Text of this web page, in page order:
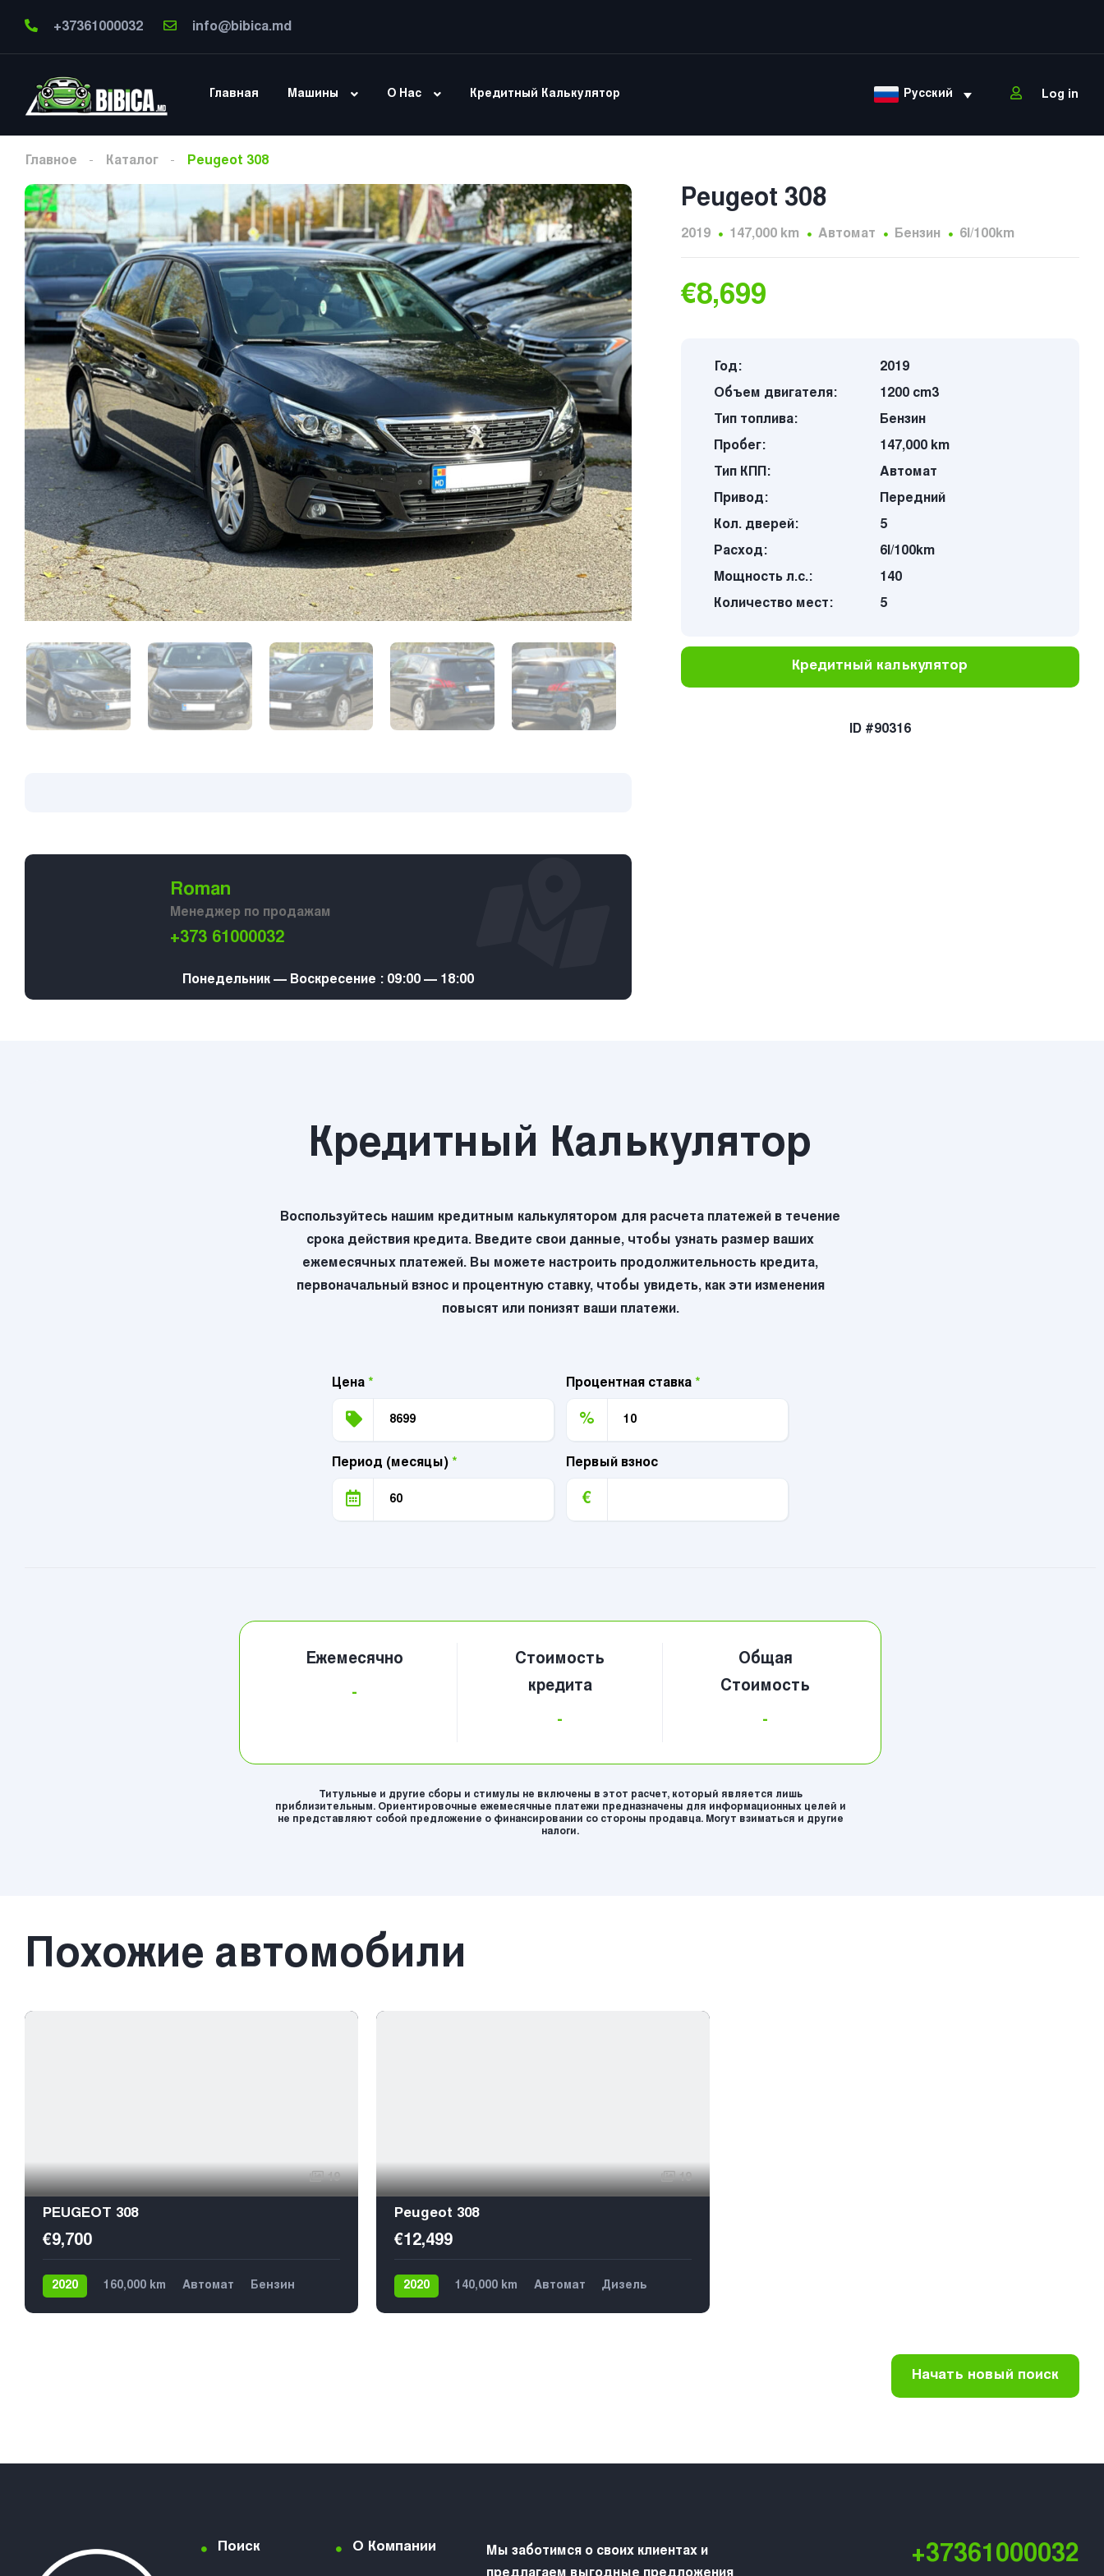
+37361000032 info@bibica.md
Главная Машины О Нас Кредитный Калькулятор Русский Log in
Главное Каталог Peugeot 308
Roman
Менеджер по продажам
+373 61000032
Понедельник — Воскресение : 09:00 — 18:00
Peugeot 308
2019 147,000 km Автомат Бензин 6l/100km
€8,699
Год:
2019
Объем двигателя:
1200 cm3
Тип топлива:
Бензин
Пробег:
147,000 km
Тип КПП:
Автомат
Привод:
Передний
Кол. дверей:
5
Расход:
6l/100km
Мощность л.с.:
140
Количество мест:
5
Кредитный калькулятор
ID #90316
Кредитный Калькулятор
Воспользуйтесь нашим кредитным калькулятором для расчета платежей в течение
срока действия кредита. Введите свои данные, чтобы узнать размер ваших
ежемесячных платежей. Вы можете настроить продолжительность кредита,
первоначальный взнос и процентную ставку, чтобы увидеть, как эти изменения
повысят или понизят ваши платежи.
Цена * Процентная ставка *
%
Период (месяцы) * Первый взнос
€
Ежемесячно
-
Стоимость
кредита
-
Общая
Стоимость
-
Титульные и другие сборы и стимулы не включены в этот расчет, который является лишь
приблизительным. Ориентировочные ежемесячные платежи предназначены для информационных целей и
не представляют собой предложение о финансировании со стороны продавца. Могут взиматься и другие
налоги.
Похожие автомобили
19
PEUGEOT 308
€9,700
2020 160,000 km Автомат
Бензин
19
Peugeot 308
€12,499
2020 140,000 km Автомат
Дизель
Начать новый поиск
Поиск О Компании
Мы заботимся о своих клиентах и
предлагаем выгодные предложения
+37361000032